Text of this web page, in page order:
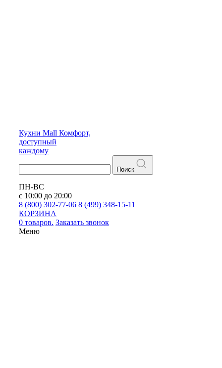
Кухни Mall Комфорт,
доступный
каждому
Поиск
ПН-ВС
с 10:00 до 20:00
8 (800) 302-77-06 8 (499) 348-15-11
КОРЗИНА
0 товаров. Заказать звонок
Меню